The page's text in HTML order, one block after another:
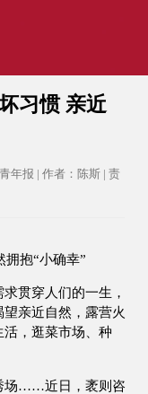
习惯 亲近
年报 | 作者：陈斯 | 责
拥抱“小确幸”
贯穿人们的一生，
亲近自然，露营火
，逛菜市场、种
场……近日，袤则咨